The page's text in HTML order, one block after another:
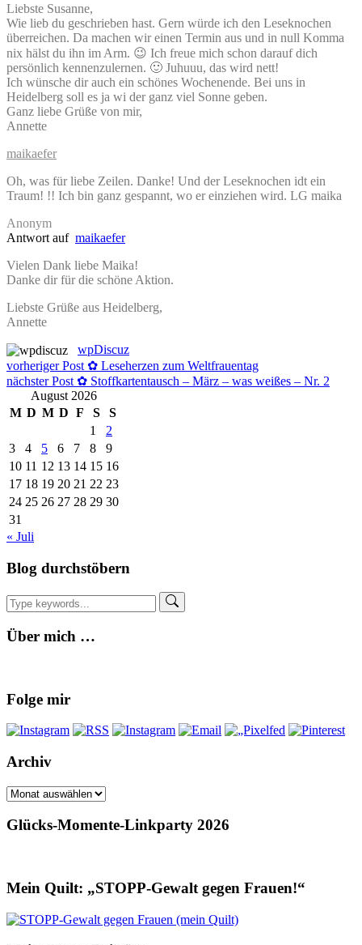
Liebste Susanne,
Wie lieb du geschrieben hast. Gern würde ich den Leseknochen
überreichen. Da machen wir einen Termin aus und in null Komma
nix hälst du ihn im Arm. 😉 Ich freue mich schon darauf dich
persönlich kennenzulernen. 🙂 Juhuuu, das wird nett!
Ich wünsche dir auch ein schönes Wochenende. Bei uns in
Heidelberg soll es ja wi der ganz viel Sonne geben.
Ganz liebe Grüße von mir,
Annette
maikaefer
Oh, was für liebe Zeilen. Danke! Und der Leseknochen idt ein
Traum! !! Ich bin ganz gespannt, wo er einziehen wird. LG maika
Anonym
Antwort auf maikaefer
Vielen Dank liebe Maika!
Danke dir für die schöne Aktion.
Liebste Grüße aus Heidelberg,
Annette
wpDiscuz
Beitragsnavigation
vorheriger Post ✿ Leseherzen zum Weltfrauentag
nächster Post ✿ Stoffkartentausch – März – was weißes – Nr. 2
August 2026
M D M D F S
S
1
2
3
4 5 6 7 8
9
10 11 12 13 14 15 16
17 18 19 20 21 22 23
24 25 26 27 28 29 30
31
« Juli
Blog durchstöbern
Über mich …
Folge mir
Archiv
Archiv
Glücks-Momente-Linkparty 2026
Mein Quilt: „STOPP-Gewalt gegen Frauen!“